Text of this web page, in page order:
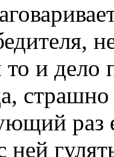
и дело
раз
ней